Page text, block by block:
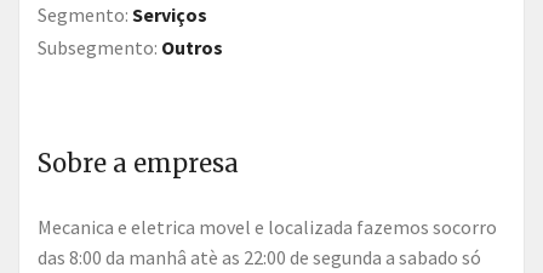
Segmento: Serviços
Subsegmento: Outros
Sobre a empresa
Mecanica e eletrica movel e localizada fazemos socorro
das 8:00 da manhâ atè as 22:00 de segunda a sabado só